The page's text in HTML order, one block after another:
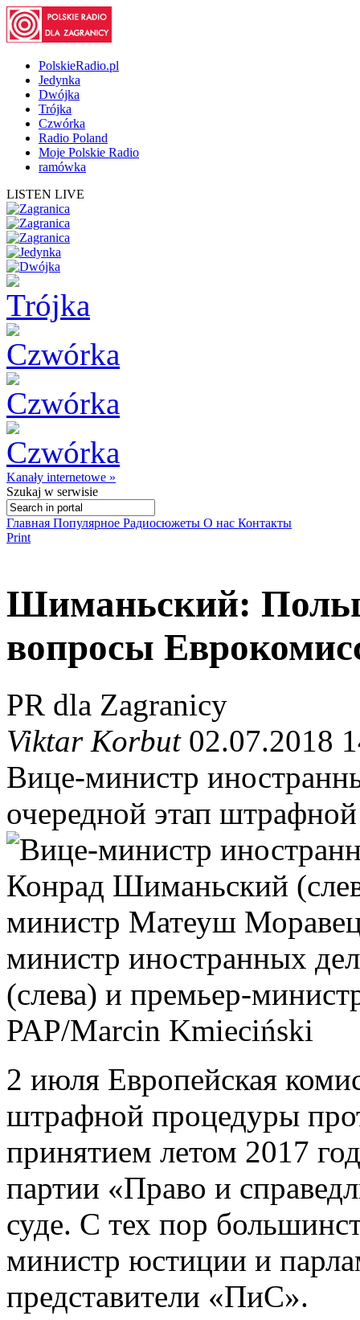
PolskieRadio.pl
Jedynka
Dwójka
Trójka
Czwórka
Radio Poland
Moje Polskie Radio
ramówka
LISTEN LIVE
Kanały internetowe »
Szukaj w serwisie
Главная Популярное Радиосюжеты О нас Контакты
Print
Шиманьский:
вопросы
PR dla Zagranicy
Viktar Korbut02.07.2018
Вице-министр
очередной этап
министр иностранных
(слева) и премьер-
PAP/Marcin Kmieciński
2 июля Европейская
штрафной процедуры
принятием летом 2017
партии «Право и
суде. С тех пор
министр юстиции и
представители «ПиС».